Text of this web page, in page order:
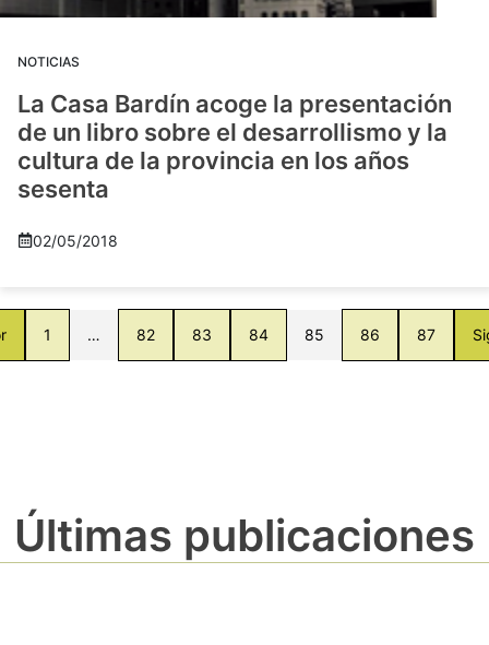
NOTICIAS
La Casa Bardín acoge la presentación
de un libro sobre el desarrollismo y la
cultura de la provincia en los años
sesenta
02/05/2018
1 … 82 83 84 85 86 87
Últimas publicaciones